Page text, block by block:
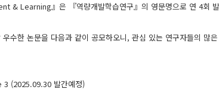
Learning』은 『역량개발학습연구』의 영문명으로 연 4회 발
수한 논문을 다음과 같이 공모하오니, 관심 있는 연구자들의 많
(2025.09.30 발간예정)